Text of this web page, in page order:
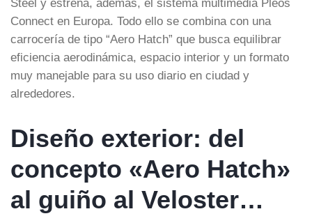
Steel y estrena, además, el sistema multimedia Pleos
Connect en Europa. Todo ello se combina con una
carrocería de tipo “Aero Hatch” que busca equilibrar
eficiencia aerodinámica, espacio interior y un formato
muy manejable para su uso diario en ciudad y
alrededores.
Diseño exterior: del
concepto «Aero Hatch»
al guiño al Veloster…